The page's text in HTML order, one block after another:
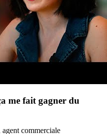
me fait gagner du
commerciale